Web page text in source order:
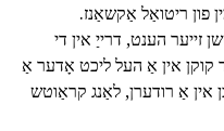
פון ריטואַל אַקשאַנז.
זייער הענט, דרייַ אין די
אין אַ העל ליכט אָדער אַ
אין אַ רודערן, לאַנג קראַוטש